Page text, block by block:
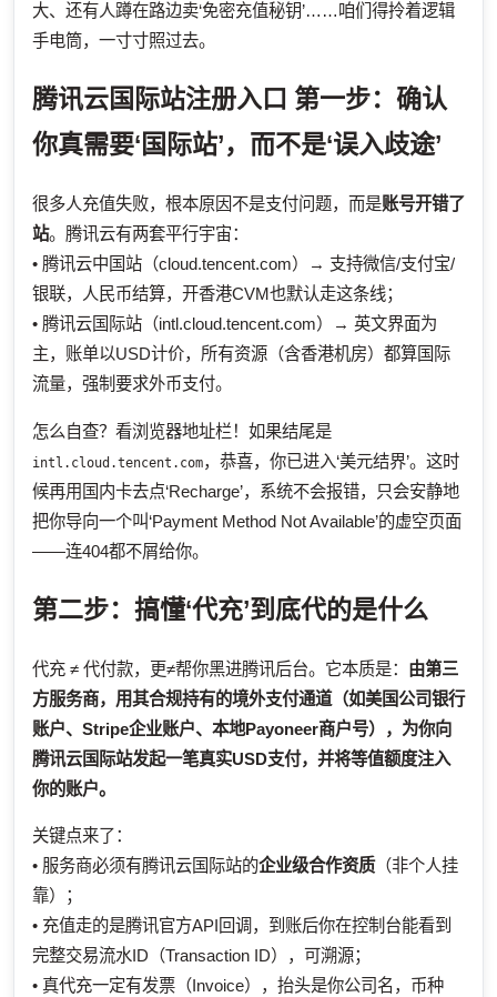
大、还有人蹲在路边卖‘免密充值秘钥’……咱们得拎着逻辑
手电筒，一寸寸照过去。
腾讯云国际站注册入口 第一步：确认
你真需要‘国际站’，而不是‘误入歧途’
很多人充值失败，根本原因不是支付问题，而是账号开错了
站。腾讯云有两套平行宇宙：
• 腾讯云中国站（cloud.tencent.com）→ 支持微信/支付宝/
银联，人民币结算，开香港CVM也默认走这条线；
• 腾讯云国际站（intl.cloud.tencent.com）→ 英文界面为
主，账单以USD计价，所有资源（含香港机房）都算国际
流量，强制要求外币支付。
怎么自查？看浏览器地址栏！如果结尾是
intl.cloud.tencent.com，恭喜，你已进入‘美元结界’。这时
候再用国内卡去点‘Recharge’，系统不会报错，只会安静地
把你导向一个叫‘Payment Method Not Available’的虚空页面
——连404都不屑给你。
第二步：搞懂‘代充’到底代的是什么
代充 ≠ 代付款，更≠帮你黑进腾讯后台。它本质是： 由第三
方服务商，用其合规持有的境外支付通道（如美国公司银行
账户、Stripe企业账户、本地Payoneer商户号），为你向
腾讯云国际站发起一笔真实USD支付，并将等值额度注入
你的账户。
关键点来了：
• 服务商必须有腾讯云国际站的企业级合作资质（非个人挂
靠）；
• 充值走的是腾讯官方API回调，到账后你在控制台能看到
完整交易流水ID（Transaction ID），可溯源；
• 真代充一定有发票（Invoice），抬头是你公司名，币种